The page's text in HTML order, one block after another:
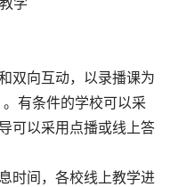
双向互动，以录播课为
有条件的学校可以采
可以采用点播或线上答
时间，各校线上教学进